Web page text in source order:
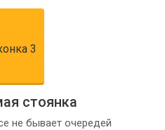
стоянка
не бывает очередей